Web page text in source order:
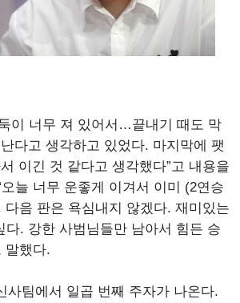
이 너무 져 있어서…끝내기 때도 막
다고 생각하고 있었다. 마지막에 팻
이긴 것 같다고 생각했다”고 내용을
늘 너무 운좋게 이겨서 이미 (2연승
다음 판은 욕심내지 않겠다. 재미있는
다. 강한 사범님들만 남아서 힘든 승
말했다.
사팀에서 일곱 번째 주자가 나온다.